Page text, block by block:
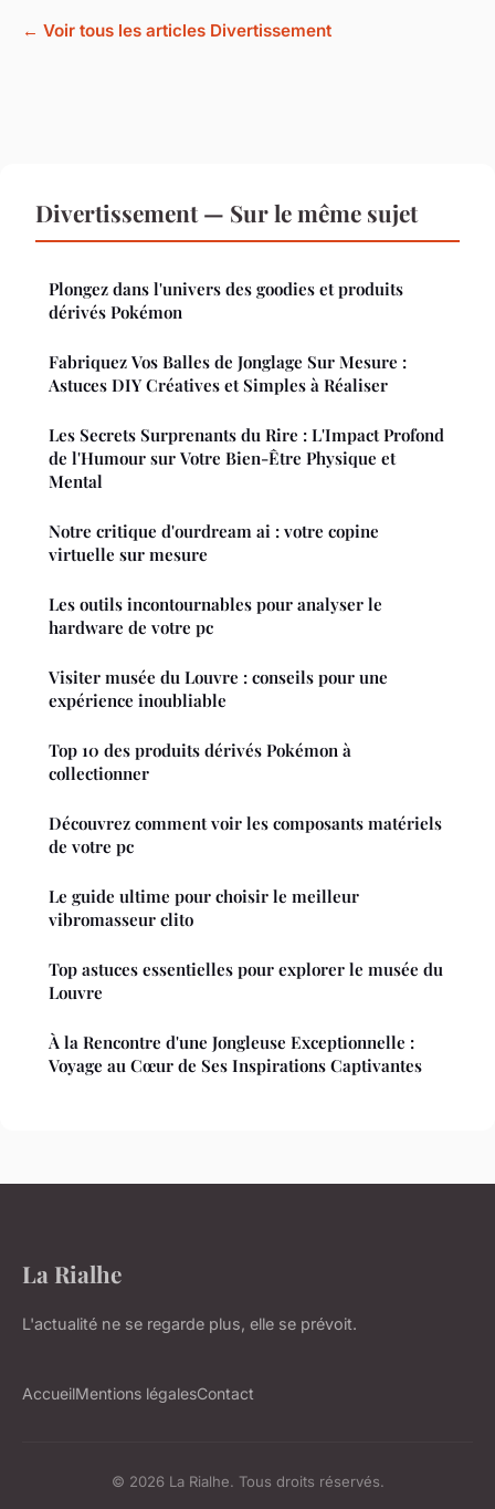
← Voir tous les articles Divertissement
Divertissement — Sur le même sujet
Plongez dans l'univers des goodies et produits
dérivés Pokémon
Fabriquez Vos Balles de Jonglage Sur Mesure :
Astuces DIY Créatives et Simples à Réaliser
Les Secrets Surprenants du Rire : L'Impact Profond
de l'Humour sur Votre Bien-Être Physique et
Mental
Notre critique d'ourdream ai : votre copine
virtuelle sur mesure
Les outils incontournables pour analyser le
hardware de votre pc
Visiter musée du Louvre : conseils pour une
expérience inoubliable
Top 10 des produits dérivés Pokémon à
collectionner
Découvrez comment voir les composants matériels
de votre pc
Le guide ultime pour choisir le meilleur
vibromasseur clito
Top astuces essentielles pour explorer le musée du
Louvre
À la Rencontre d'une Jongleuse Exceptionnelle :
Voyage au Cœur de Ses Inspirations Captivantes
La Rialhe
L'actualité ne se regarde plus, elle se prévoit.
AccueilMentions légalesContact
© 2026 La Rialhe. Tous droits réservés.